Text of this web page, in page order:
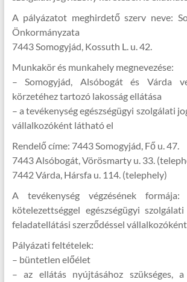
A pályázatot meghirdető szerv neve:
Önkormányzata
7443 Somogyjád, Kossuth L. u. 42.
Munkakör és munkahely megnevezése:
– Somogyjád, Alsóbogát és Várda
körzetéhez tartozó lakosság ellátása
– a tevékenység egészségügyi szolgálati
vállalkozóként látható el
Rendelő címe: 7443 Somogyjád, Fő u. 47.
7443 Alsóbogát, Vörösmarty u. 33.
7442 Várda, Hársfa u. 114. (telephely)
A tevékenység végzésének
kötelezettséggel egészségügyi
feladatellátási szerződéssel
Pályázati feltételek:
– büntetlen előélet
– az ellátás nyújtásához szükséges,